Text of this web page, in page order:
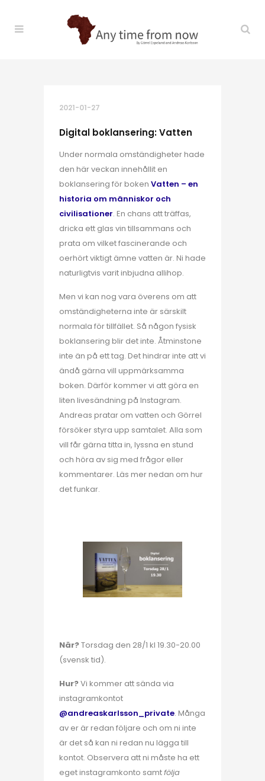
2021-01-27
Digital boklansering: Vatten
Under normala omständigheter hade
den här veckan innehållit en
boklansering för boken Vatten – en
historia om människor och
civilisationer. En chans att träffas,
dricka ett glas vin tillsammans och
prata om vilket fascinerande och
oerhört viktigt ämne vatten är. Ni hade
naturligtvis varit inbjudna allihop.
Men vi kan nog vara överens om att
omständigheterna inte är särskilt
normala för tillfället. Så någon fysisk
boklansering blir det inte. Åtminstone
inte än på ett tag. Det hindrar inte att vi
ändå gärna vill uppmärksamma
boken. Därför kommer vi att göra en
liten livesändning på Instagram.
Andreas pratar om vatten och Görrel
försöker styra upp samtalet. Alla som
vill får gärna titta in, lyssna en stund
och höra av sig med frågor eller
kommentarer. Läs mer nedan om hur
det funkar.
När?Torsdag den 28/1 kl 19.30-20.00
(svensk tid).
Hur?Vi kommer att sända via
instagramkontot
@andreaskarlsson_private. Många
av er är redan följare och om ni inte
är det så kan ni redan nu lägga till
kontot. Observera att ni måste ha ett
eget instagramkonto samtfölja